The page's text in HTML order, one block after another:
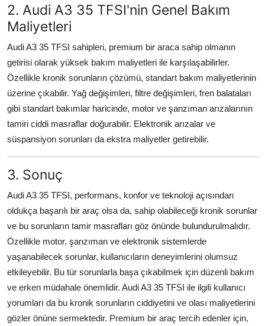
2. Audi A3 35 TFSI'nin Genel Bakım
Maliyetleri
Audi A3 35 TFSI sahipleri, premium bir araca sahip olmanın
getirisi olarak yüksek bakım maliyetleri ile karşılaşabilirler.
Özellikle kronik sorunların çözümü, standart bakım maliyetlerinin
üzerine çıkabilir. Yağ değişimleri, filtre değişimleri, fren balataları
gibi standart bakımlar haricinde, motor ve şanzıman arızalarının
tamiri ciddi masraflar doğurabilir. Elektronik arızalar ve
süspansiyon sorunları da ekstra maliyetler getirebilir.
3. Sonuç
Audi A3 35 TFSI, performans, konfor ve teknoloji açısından
oldukça başarılı bir araç olsa da, sahip olabileceği kronik sorunlar
ve bu sorunların tamir masrafları göz önünde bulundurulmalıdır.
Özellikle motor, şanzıman ve elektronik sistemlerde
yaşanabilecek sorunlar, kullanıcıların deneyimlerini olumsuz
etkileyebilir. Bu tür sorunlarla başa çıkabilmek için düzenli bakım
ve erken müdahale önemlidir. Audi A3 35 TFSI ile ilgili kullanıcı
yorumları da bu kronik sorunların ciddiyetini ve olası maliyetlerini
gözler önüne sermektedir. Premium bir araç tercih edenler için,